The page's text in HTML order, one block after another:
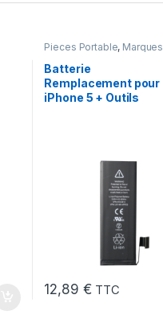
Pieces Portable, Marques
chargeurs
Batterie
Remplacement pour
iPhone 5 + Outils
12,89 € TTC